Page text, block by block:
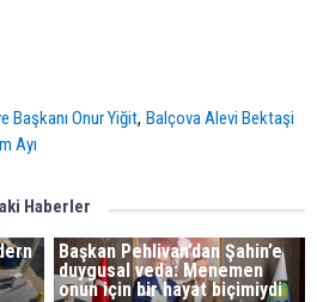
Başkanı Onur Yiğit,Balçova Alevi Bektaşi
Ayı
Haberler
Başkan Pehlivan’dan Şahin’e
duygusal veda: Menemen
onun için bir hayat biçimiydi